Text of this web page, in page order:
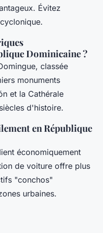
Évitez
Dominicaine ?
classée
monuments
et la Cathérale
d'histoire.
en République
économiquement
de voiture offre plus
"conchos"
urbaines.